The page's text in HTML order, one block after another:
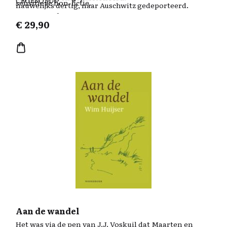
nauwelijks dertig, naar Auschwitz gedeporteerd.
Yvonne blijft achter, een bijzondere vrouw, een
monument van dienstbaarheid.
sensitieve non-fictie.
€ 29,90
Aan de wandel
Het was via de pen van J.J. Voskuil dat Maarten en